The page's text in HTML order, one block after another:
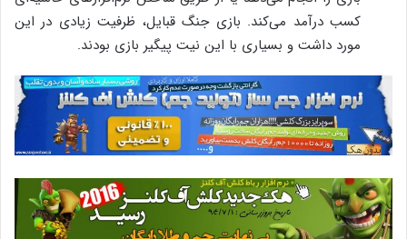
کسب درآمد می‌کند. بازی جنگ قبایل، ظرفیت زیادی در این
مورد داشت و بسیاری با این نیت پیگیر بازی بودند.